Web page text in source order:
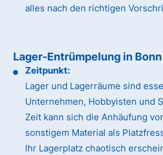
alles nach den richtigen
Lager-Entrümpelung in Bonn
Zeitpunkt:
Lager und Lagerräume sind
Unternehmen, Hobbyisten und
Zeit kann sich die Anhäufung
sonstigem Material als
Ihr Lagerplatz chaotisch